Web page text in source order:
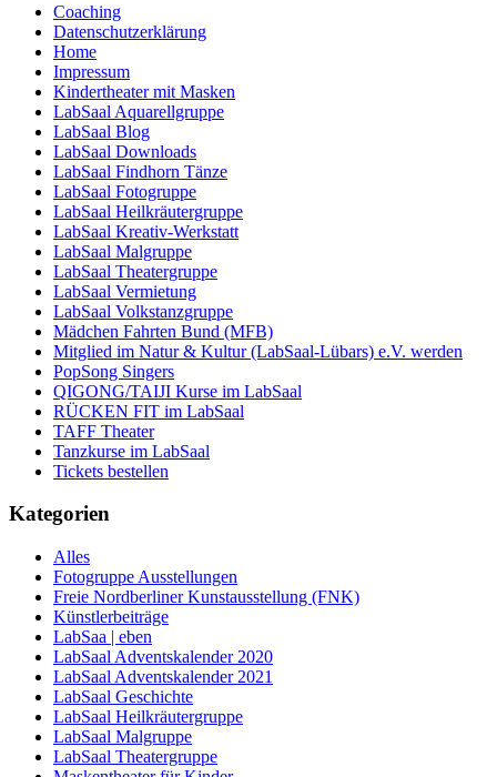
Coaching
Datenschutzerklärung
Home
Impressum
Kindertheater mit Masken
LabSaal Aquarellgruppe
LabSaal Blog
LabSaal Downloads
LabSaal Findhorn Tänze
LabSaal Fotogruppe
LabSaal Heilkräutergruppe
LabSaal Kreativ-Werkstatt
LabSaal Malgruppe
LabSaal Theatergruppe
LabSaal Vermietung
LabSaal Volkstanzgruppe
Mädchen Fahrten Bund (MFB)
Mitglied im Natur & Kultur (LabSaal-Lübars) e.V. werden
PopSong Singers
QIGONG/TAIJI Kurse im LabSaal
RÜCKEN FIT im LabSaal
TAFF Theater
Tanzkurse im LabSaal
Tickets bestellen
Kategorien
Alles
Fotogruppe Ausstellungen
Freie Nordberliner Kunstausstellung (FNK)
Künstlerbeiträge
LabSaa | eben
LabSaal Adventskalender 2020
LabSaal Adventskalender 2021
LabSaal Geschichte
LabSaal Heilkräutergruppe
LabSaal Malgruppe
LabSaal Theatergruppe